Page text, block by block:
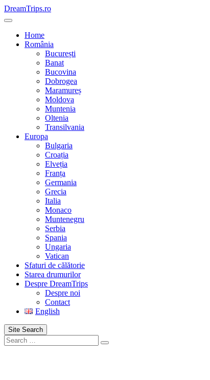
Skip
to
DreamTrips.ro
Home
România
București
Banat
Bucovina
Dobrogea
Maramureș
Moldova
Muntenia
Oltenia
Transilvania
Europa
Bulgaria
Croația
Elveția
Franța
Germania
Grecia
Italia
Monaco
Muntenegru
Serbia
Spania
Ungaria
Vatican
Sfaturi de călătorie
Starea drumurilor
Despre DreamTrips
Despre noi
Contact
English
Site Search
Search